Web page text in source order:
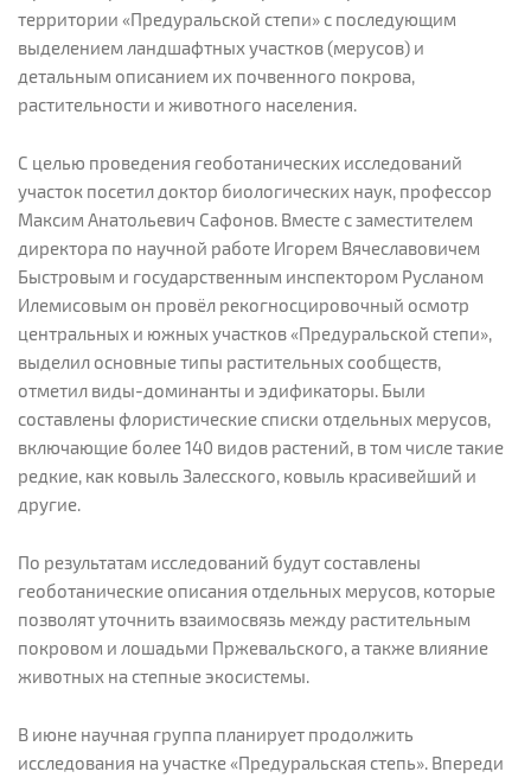
территории «Предуральской степи» с последующим
выделением ландшафтных участков (мерусов) и
детальным описанием их почвенного покрова,
растительности и животного населения.
С целью проведения геоботанических исследований
участок посетил доктор биологических наук, профессор
Максим Анатольевич Сафонов. Вместе с заместителем
директора по научной работе Игорем Вячеславовичем
Быстровым и государственным инспектором Русланом
Илемисовым он провёл рекогносцировочный осмотр
центральных и южных участков «Предуральской степи»,
выделил основные типы растительных сообществ,
отметил виды-доминанты и эдификаторы. Были
составлены флористические списки отдельных мерусов,
включающие более 140 видов растений, в том числе такие
редкие, как ковыль Залесского, ковыль красивейший и
другие.
По результатам исследований будут составлены
геоботанические описания отдельных мерусов, которые
позволят уточнить взаимосвязь между растительным
покровом и лошадьми Пржевальского, а также влияние
животных на степные экосистемы.
В июне научная группа планирует продолжить
исследования на участке «Предуральская степь». Впереди